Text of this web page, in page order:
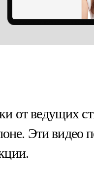
от ведущих
Эти